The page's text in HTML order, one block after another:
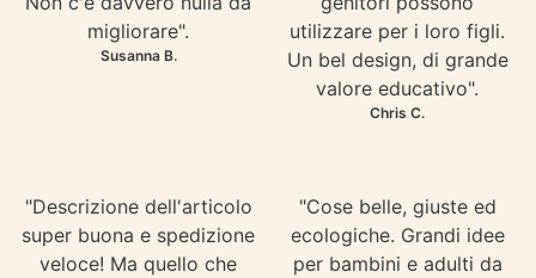
migliorare".
Susanna B.
utilizzare per i loro figli.
Un bel design, di grande
valore educativo".
Chris C.
"Descrizione dell'articolo
super buona e spedizione
veloce! Ma quello che
"Cose belle, giuste ed
ecologiche. Grandi idee
per bambini e adulti da